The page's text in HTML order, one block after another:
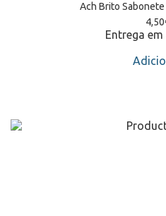
Ach Brito
4,50
Entrega